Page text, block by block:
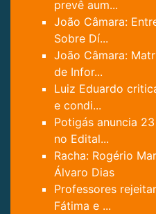
prevê aum...
João Câmara:
Sobre Dí...
João Câmara:
de Infor...
Luiz Eduardo
e condi...
Potigás anuncia
no Edital...
Racha: Rogério
Álvaro Dias
Professores
Fátima e ...